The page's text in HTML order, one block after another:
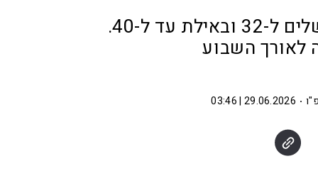
היום עלייה קלה בטמפרטורות, שיגיעו בירושלים ל-32 ובאילת עד ל-40.
לאורך השבוע
29.06.2026 | 03:46